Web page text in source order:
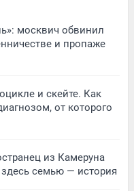
москвич обвинил
и пропаже
и скейте. Как
от которого
из Камеруна
семью — история